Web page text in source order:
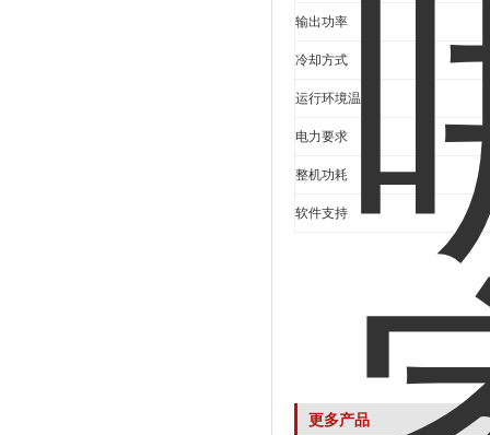
输出功率
冷却方式
运行环境温度
电力要求
整机功耗
软件支持
更多产品